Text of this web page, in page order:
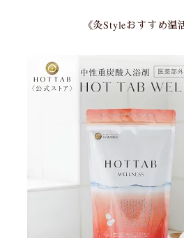
《灸Styleおすすめ温